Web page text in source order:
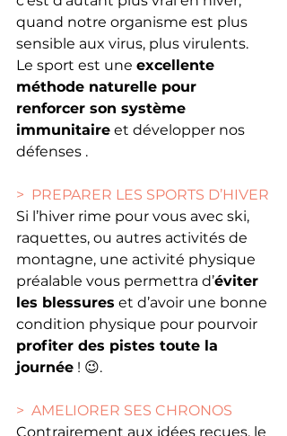
quand notre organisme est plus
sensible aux virus, plus virulents.
Le sport est une excellente
méthode naturelle pour
renforcer son système
immunitaire et développer nos
défenses .
>  PREPARER LES SPORTS D’HIVER
Si l’hiver rime pour vous avec ski,
raquettes, ou autres activités de
montagne, une activité physique
préalable vous permettra d’éviter
les blessures et d’avoir une bonne
condition physique pour pourvoir
profiter des pistes toute la
journée ! 😉.
>  AMELIORER SES CHRONOS
Contrairement aux idées reçues, le